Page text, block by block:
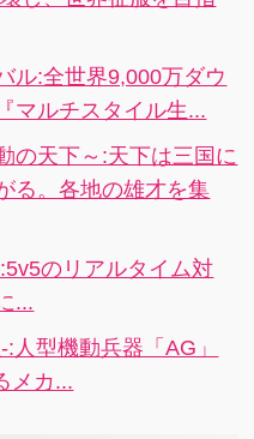
しめる！多
ーと出会い、
力し、時に
競い合い…
なたの居場
所は、ここに
ります！4.1i
ル:全世界9,000万ダウ
マルチスタイル生...
の天下～:天下は三国に
る。各地の雄才を集
のリアルタイム対
...
型機動兵器「AG」
メカ...